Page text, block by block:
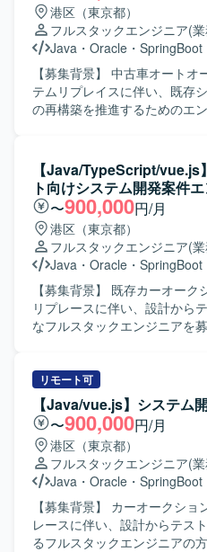
ェクトで主体的に動ける方が望ましいで
の魅力】 大規模な基幹システ
流から関わることで、業務フ
い経験を積むことができます
技術を用いた開発に携わるこ
きます。 【開発環境】 Java（Spring Boot）、
港区（東京都）
フルスタックエンジニア(
Java ・ Oracle ・ SpringBoot
【募集背景】 中古車オート
テムリプレイスに伴い、既存
の再構築を推進するためのエ
Vue.js（v3）および
ロントエンドの設計・実装、
牢なバックエンドの設計・開
AI（プロンプト）を活用した
ードの自動生成と実装を行い
AWS（ECS）を組み合わせた
めていただきます。 【求める人物像】 AI駆動開発に対して
積極的かつ柔軟に取り組み、
に前向きな方を求めておりま
コミュニケーションを取りな
駆動開発やハイブリッドなイ
スタックを実務で経験できる
SPA開発から堅牢なバックエ
で、フロントエンド・バック
いただけます。 【開発環境】 フロントエンドは
Vue.js（v3）および
Java（Spring Boot）を利用し
ンフラはオンプレミスOracle
たハイブリッド環境で、AIを
自動生成ツールを用いた開発
【Java/TypeScript/vue.js
ト向けシステム開発案件
〜900,000円/月
港区（東京都）
フルスタックエンジニア(
Java ・ Oracle ・ SpringBoot
【募集背景】 既存カーオー
リプレースに伴い、設計から
なフルスタックエンジニアを募集し
ストまでを一貫してご担当い
（Java/Springboot）およびフ
（TypeScript/vue.js）の双方
フラとの連携実装・検証まで
【求める人物像】 前向きに技
り組み、主体的に課題解決へ
おります。周囲とコミュニケ
レースプロジェクトを推進し
す。 【ポジションの魅力】 フロントエンドからバックエン
ドまで幅広い領域を担当でき
リモート可
【Java/vue.js】システム
〜900,000円/月
港区（東京都）
フルスタックエンジニア(
Java ・ Oracle ・ SpringBoot
【募集背景】 カーオークシ
レースに伴い、設計からテス
るフルスタックエンジニアの方を